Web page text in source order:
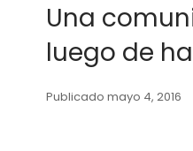
Una
luego de
Publicado mayo 4, 2016